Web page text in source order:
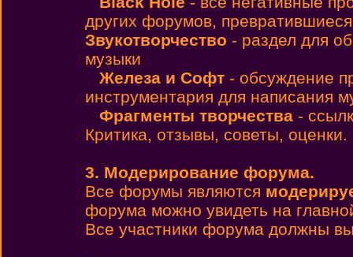
других форумов,
Звукотворчество - раздел для
музыки
Железа и Софт - обсуждение
инструментария для написания
Фрагменты творчества -
Критика, отзывы, советы, оценки.
3. Модерирование форума.
Все форумы являются
форума можно увидеть на
Все участники форума должны